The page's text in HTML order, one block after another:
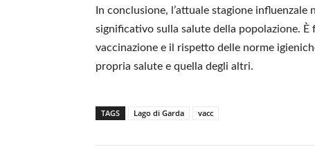
In conclusione, l’attuale stagione
significativo sulla salute della popolazione.
vaccinazione e il rispetto delle norme
propria salute e quella degli altri.
TAGS Lago di Garda vacc